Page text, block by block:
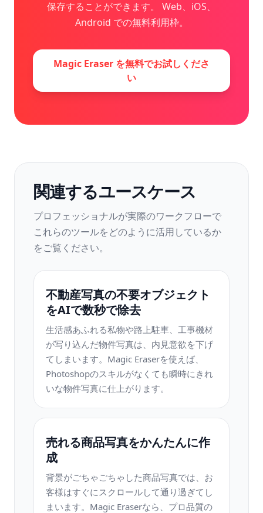
保存することができます。 Web、iOS、
Android での無料利用枠。
Magic Eraser を無料でお試しくださ
い
関連するユースケース
プロフェッショナルが実際のワークフローで
これらのツールをどのように活用しているか
をご覧ください。
不動産写真の不要オブジェクト
をAIで数秒で除去
生活感あふれる私物や路上駐車、工事機材
が写り込んだ物件写真は、内見意欲を下げ
てしまいます。Magic Eraserを使えば、
Photoshopのスキルがなくても瞬時にきれ
いな物件写真に仕上がります。
売れる商品写真をかんたんに作
成
背景がごちゃごちゃした商品写真では、お
客様はすぐにスクロールして通り過ぎてし
まいます。Magic Eraserなら、プロ品質の